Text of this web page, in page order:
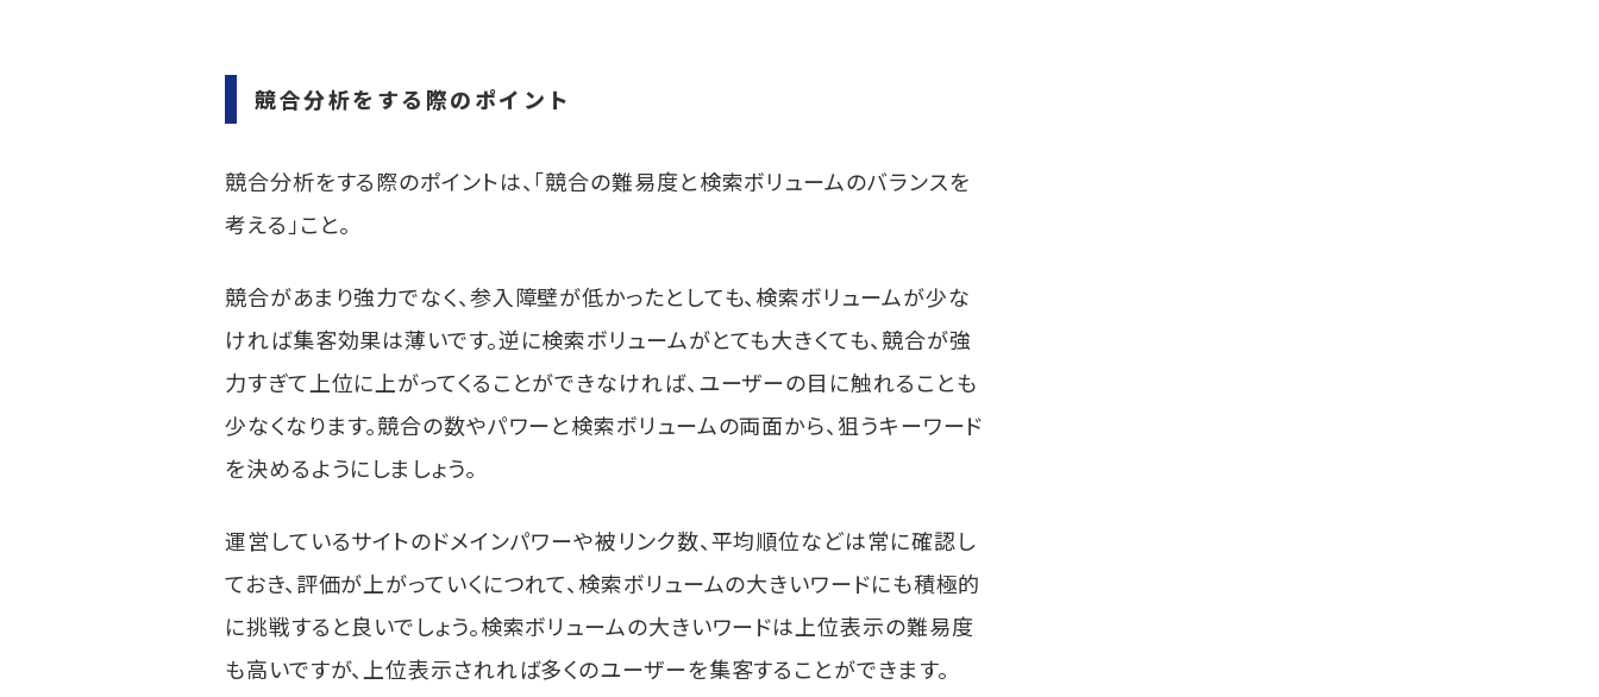
競合分析をする際のポイント
競合分析をする際のポイントは、「競合の難易度と検索ボリュームのバランスを
考える」こと。
競合があまり強力でなく、参入障壁が低かったとしても、検索ボリュームが少な
ければ集客効果は薄いです。逆に検索ボリュームがとても大きくても、競合が強
力すぎて上位に上がってくることができなければ、ユーザーの目に触れることも
少なくなります。競合の数やパワーと検索ボリュームの両面から、狙うキーワード
を決めるようにしましょう。
運営しているサイトのドメインパワーや被リンク数、平均順位などは常に確認し
ておき、評価が上がっていくにつれて、検索ボリュームの大きいワードにも積極的
に挑戦すると良いでしょう。検索ボリュームの大きいワードは上位表示の難易度
も高いですが、上位表示されれば多くのユーザーを集客することができます。